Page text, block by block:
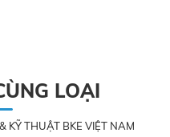
LOẠI
KỸ THUẬT BKE VIỆT NAM